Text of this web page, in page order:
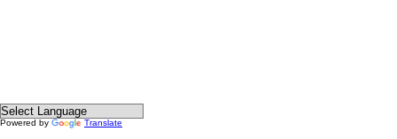
Powered by Translate